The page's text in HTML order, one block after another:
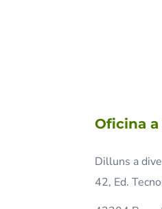
Oficina a
Dilluns a
42, Ed.